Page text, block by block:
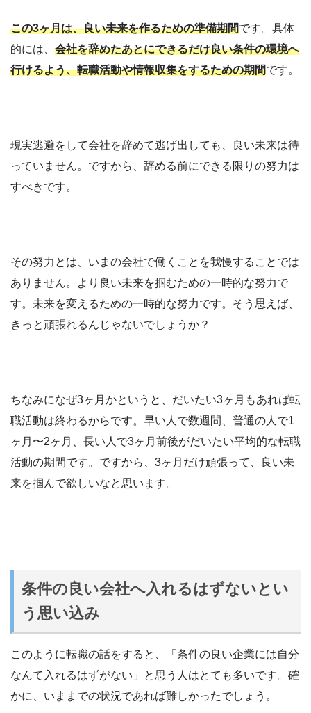
この3ヶ月は、良い未来を作るための準備期間です。具体
的には、 会社を辞めたあとにできるだけ良い条件の環境へ
行けるよう、転職活動や情報収集をするための期間です。
現実逃避をして会社を辞めて逃げ出しても、良い未来は待
っていません。ですから、辞める前にできる限りの努力は
すべきです。
その努力とは、いまの会社で働くことを我慢することでは
ありません。より良い未来を掴むための一時的な努力で
す。未来を変えるための一時的な努力です。そう思えば、
きっと頑張れるんじゃないでしょうか？
ちなみになぜ3ヶ月かというと、だいたい3ヶ月もあれば転
職活動は終わるからです。早い人で数週間、普通の人で1
ヶ月〜2ヶ月、長い人で3ヶ月前後がだいたい平均的な転職
活動の期間です。ですから、3ヶ月だけ頑張って、良い未
来を掴んで欲しいなと思います。
条件の良い会社へ入れるはずないとい
う思い込み
このように転職の話をすると、「条件の良い企業には自分
なんて入れるはずがない」と思う人はとても多いです。確
かに、いままでの状況であれば難しかったでしょう。